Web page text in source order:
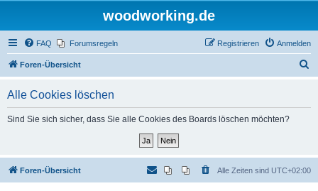
woodworking.de
FAQ Forumsregeln Anmelden
Registrieren
Foren-Übersicht
Alle Cookies löschen
Sind Sie sich sicher, dass Sie alle Cookies des Boards löschen möchten?
Foren-Übersicht Alle Zeiten sind UTC+02:00